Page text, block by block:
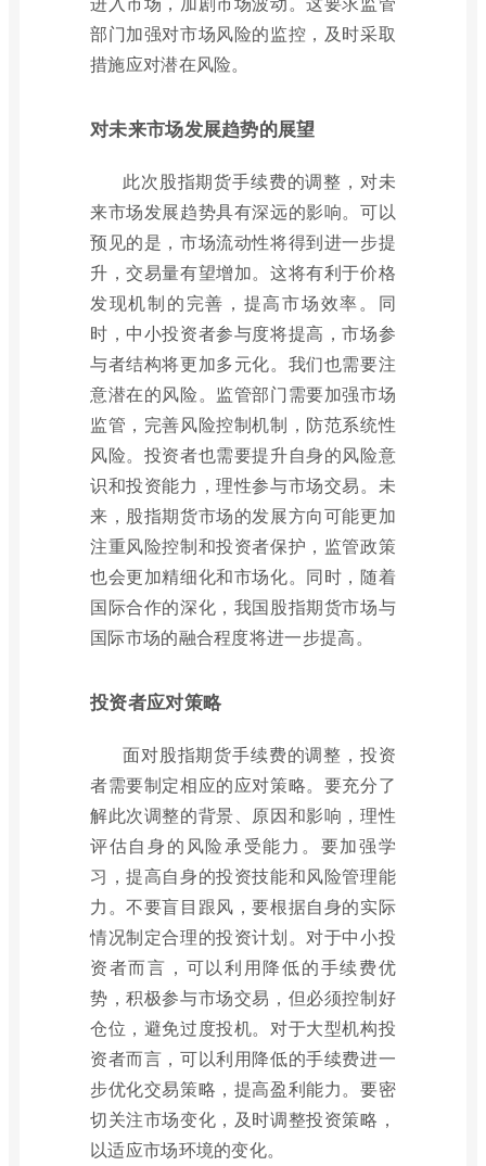
部门加强对市场风险的监控，及时采取
措施应对潜在风险。
对未来市场发展趋势的展望
此次股指期货手续费的调整，对未
来市场发展趋势具有深远的影响。可以
预见的是，市场流动性将得到进一步提
升，交易量有望增加。这将有利于价格
发现机制的完善，提高市场效率。同
时，中小投资者参与度将提高，市场参
与者结构将更加多元化。我们也需要注
意潜在的风险。监管部门需要加强市场
监管，完善风险控制机制，防范系统性
风险。投资者也需要提升自身的风险意
识和投资能力，理性参与市场交易。未
来，股指期货市场的发展方向可能更加
注重风险控制和投资者保护，监管政策
也会更加精细化和市场化。同时，随着
国际合作的深化，我国股指期货市场与
国际市场的融合程度将进一步提高。
投资者应对策略
面对股指期货手续费的调整，投资
者需要制定相应的应对策略。要充分了
解此次调整的背景、原因和影响，理性
评估自身的风险承受能力。要加强学
习，提高自身的投资技能和风险管理能
力。不要盲目跟风，要根据自身的实际
情况制定合理的投资计划。对于中小投
资者而言，可以利用降低的手续费优
势，积极参与市场交易，但必须控制好
仓位，避免过度投机。对于大型机构投
资者而言，可以利用降低的手续费进一
步优化交易策略，提高盈利能力。要密
切关注市场变化，及时调整投资策略，
以适应市场环境的变化。